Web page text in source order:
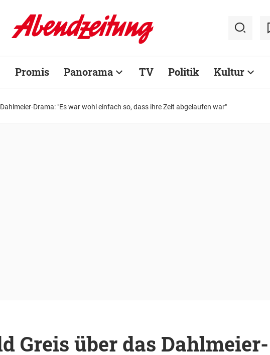
Promis Panorama TV Politik Kultur
Drama: "Es war wohl einfach so, dass ihre Zeit abgelaufen war"
Greis über das Dahlmeier-